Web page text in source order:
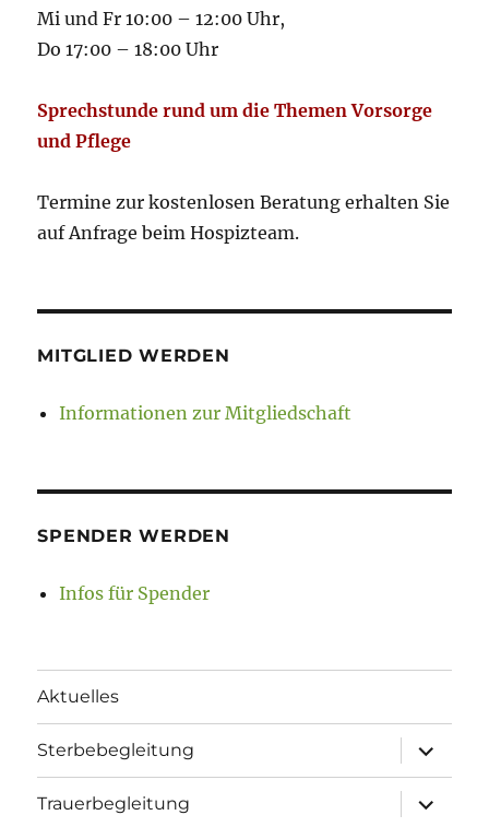
Mi und Fr 10:00 – 12:00 Uhr,
Do 17:00 – 18:00 Uhr
Sprechstunde rund um die Themen Vorsorge
und Pflege
Termine zur kostenlosen Beratung erhalten Sie
auf Anfrage beim Hospizteam.
MITGLIED WERDEN
Informationen zur Mitgliedschaft
SPENDER WERDEN
Infos für Spender
Aktuelles
Sterbebegleitung
öffnen
Trauerbegleitung
öffnen